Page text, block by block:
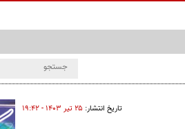
تاریخ انتشار: ۲۵ تير ۱۴۰۳ - ۱۹:۴۲